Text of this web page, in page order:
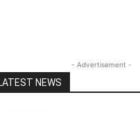
- Advertisement -
NEWS